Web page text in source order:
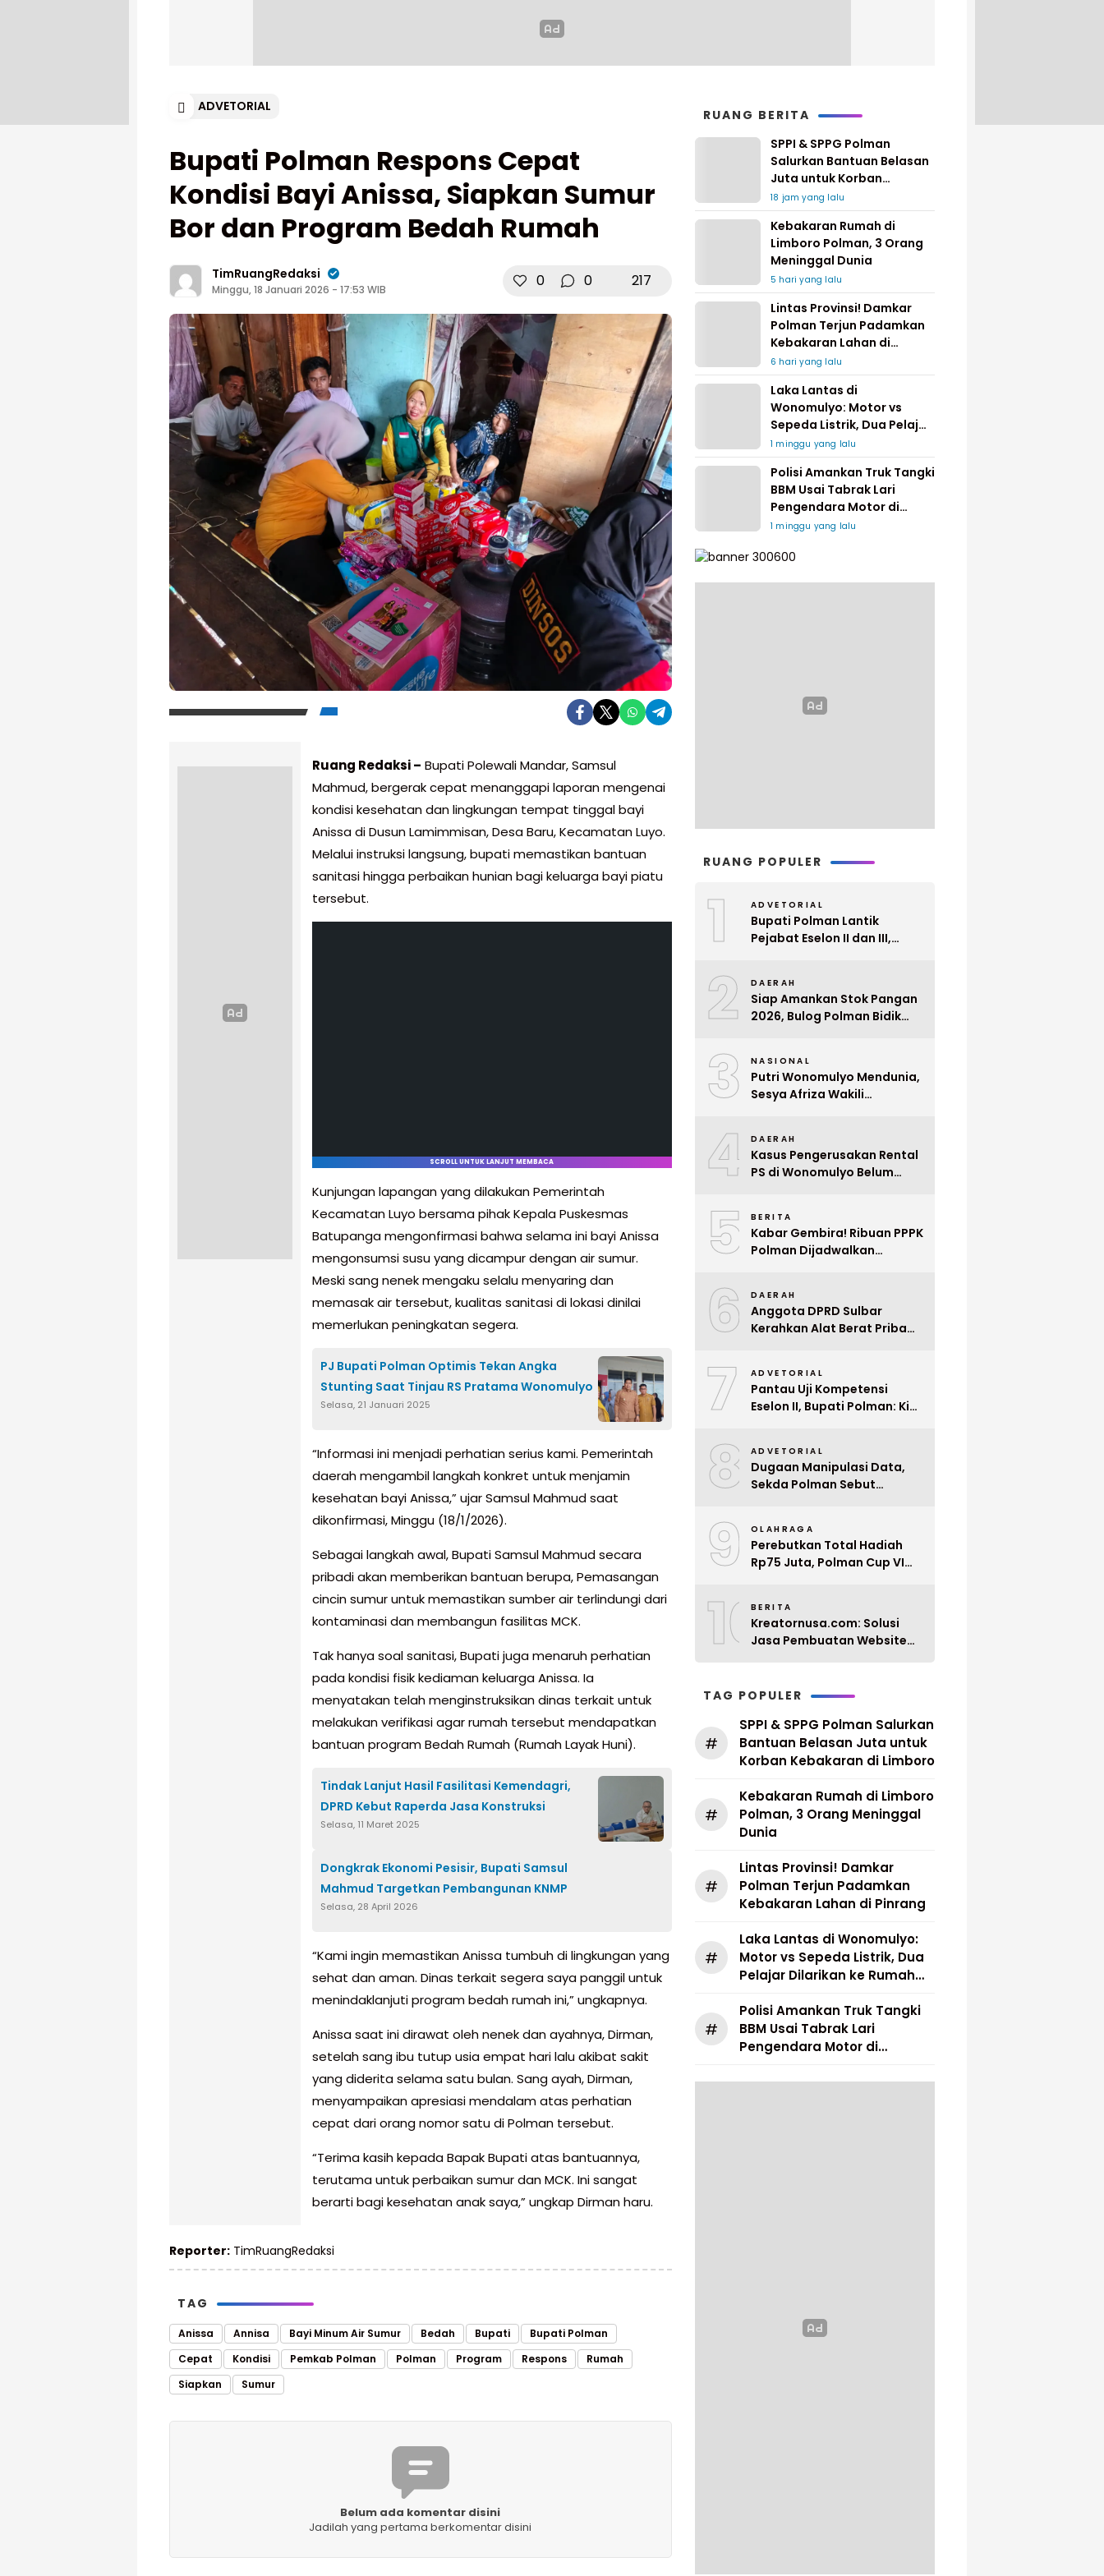
ADVETORIAL
Bupati Polman Respons Cepat
Kondisi Bayi Anissa, Siapkan Sumur
Bor dan Program Bedah Rumah
TimRuangRedaksi
Minggu, 18 Januari 2026 - 17:53 WIB 0 0 217
Ruang Redaksi – Bupati Polewali Mandar, Samsul
Mahmud, bergerak cepat menanggapi laporan mengenai
kondisi kesehatan dan lingkungan tempat tinggal bayi
Anissa di Dusun Lamimmisan, Desa Baru, Kecamatan Luyo.
Melalui instruksi langsung, bupati memastikan bantuan
sanitasi hingga perbaikan hunian bagi keluarga bayi piatu
tersebut.
SCROLL UNTUK LANJUT MEMBACA
Kunjungan lapangan yang dilakukan Pemerintah
Kecamatan Luyo bersama pihak Kepala Puskesmas
Batupanga mengonfirmasi bahwa selama ini bayi Anissa
mengonsumsi susu yang dicampur dengan air sumur.
Meski sang nenek mengaku selalu menyaring dan
memasak air tersebut, kualitas sanitasi di lokasi dinilai
memerlukan peningkatan segera.
PJ Bupati Polman Optimis Tekan Angka
Stunting Saat Tinjau RS Pratama Wonomulyo
Selasa, 21 Januari 2025
“Informasi ini menjadi perhatian serius kami. Pemerintah
daerah mengambil langkah konkret untuk menjamin
kesehatan bayi Anissa,” ujar Samsul Mahmud saat
dikonfirmasi, Minggu (18/1/2026).
Sebagai langkah awal, Bupati Samsul Mahmud secara
pribadi akan memberikan bantuan berupa, Pemasangan
cincin sumur untuk memastikan sumber air terlindungi dari
kontaminasi dan membangun fasilitas MCK.
Tak hanya soal sanitasi, Bupati juga menaruh perhatian
pada kondisi fisik kediaman keluarga Anissa. Ia
menyatakan telah menginstruksikan dinas terkait untuk
melakukan verifikasi agar rumah tersebut mendapatkan
bantuan program Bedah Rumah (Rumah Layak Huni).
Tindak Lanjut Hasil Fasilitasi Kemendagri,
DPRD Kebut Raperda Jasa Konstruksi
Selasa, 11 Maret 2025
Dongkrak Ekonomi Pesisir, Bupati Samsul
Mahmud Targetkan Pembangunan KNMP
Selasa, 28 April 2026
“Kami ingin memastikan Anissa tumbuh di lingkungan yang
sehat dan aman. Dinas terkait segera saya panggil untuk
menindaklanjuti program bedah rumah ini,” ungkapnya.
Anissa saat ini dirawat oleh nenek dan ayahnya, Dirman,
setelah sang ibu tutup usia empat hari lalu akibat sakit
yang diderita selama satu bulan. Sang ayah, Dirman,
menyampaikan apresiasi mendalam atas perhatian
cepat dari orang nomor satu di Polman tersebut.
“Terima kasih kepada Bapak Bupati atas bantuannya,
terutama untuk perbaikan sumur dan MCK. Ini sangat
berarti bagi kesehatan anak saya,” ungkap Dirman haru.
Reporter: TimRuangRedaksi
TAG
Anissa Annisa Bayi Minum Air Sumur Bedah Bupati
Bupati Polman
Cepat
Kondisi Pemkab Polman Polman Program Respons
Rumah
Siapkan
Sumur
Belum ada komentar disini
Jadilah yang pertama berkomentar disini
RUANG BERITA
SPPI & SPPG Polman
Salurkan Bantuan Belasan
Juta untuk Korban
Kebakaran di Limboro
18 jam yang lalu
Kebakaran Rumah di
Limboro Polman, 3 Orang
Meninggal Dunia
5 hari yang lalu
Lintas Provinsi! Damkar
Polman Terjun Padamkan
Kebakaran Lahan di
Pinrang
6 hari yang lalu
Laka Lantas di
Wonomulyo: Motor vs
Sepeda Listrik, Dua Pelajar
Dilarikan ke Rumah Sakit
1 minggu yang lalu
Polisi Amankan Truk Tangki
BBM Usai Tabrak Lari
Pengendara Motor di
Matakali
1 minggu yang lalu
RUANG POPULER
1 ADVETORIAL
Bupati Polman Lantik
Pejabat Eselon II dan III,
2 DAERAH
Siap Amankan Stok Pangan
2026, Bulog Polman Bidik
3 NASIONAL
Putri Wonomulyo Mendunia,
Sesya Afriza Wakili
4 DAERAH
Kasus Pengerusakan Rental
PS di Wonomulyo Belum
Pelaku
5 BERITA
Kabar Gembira! Ribuan PPPK
Polman Dijadwalkan
6 DAERAH
Anggota DPRD Sulbar
Kerahkan Alat Berat Pribadi
7 ADVETORIAL
Pantau Uji Kompetensi
Eselon II, Bupati Polman: Kita
8 ADVETORIAL
Dugaan Manipulasi Data,
Sekda Polman Sebut
Ditunda
9 OLAHRAGA
Perebutkan Total Hadiah
Rp75 Juta, Polman Cup VI
10BERITA
Kreatornusa.com: Solusi
Jasa Pembuatan Website
TAG POPULER
#
SPPI & SPPG Polman Salurkan
Bantuan Belasan Juta untuk
Korban Kebakaran di Limboro
#
Kebakaran Rumah di Limboro
Polman, 3 Orang Meninggal
Dunia
#
Lintas Provinsi! Damkar
Polman Terjun Padamkan
Kebakaran Lahan di Pinrang
#
Laka Lantas di Wonomulyo:
Motor vs Sepeda Listrik, Dua
Pelajar Dilarikan ke Rumah
#
Polisi Amankan Truk Tangki
BBM Usai Tabrak Lari
Pengendara Motor di